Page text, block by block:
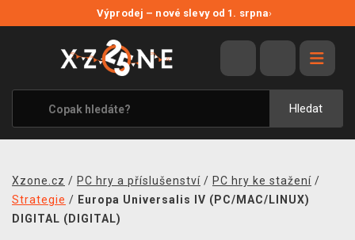
Výprodej – nové slevy od 1. srpna›
Hledat
VÝPRODEJ
VIDEOHRY
XZONE ORIGINALS
TÉMATIKY
MERCHANDISE
Xzone.cz / PC hry a příslušenství / PC hry ke stažení /
Strategie / Europa Universalis IV (PC/MAC/LINUX)
DIGITAL (DIGITAL)